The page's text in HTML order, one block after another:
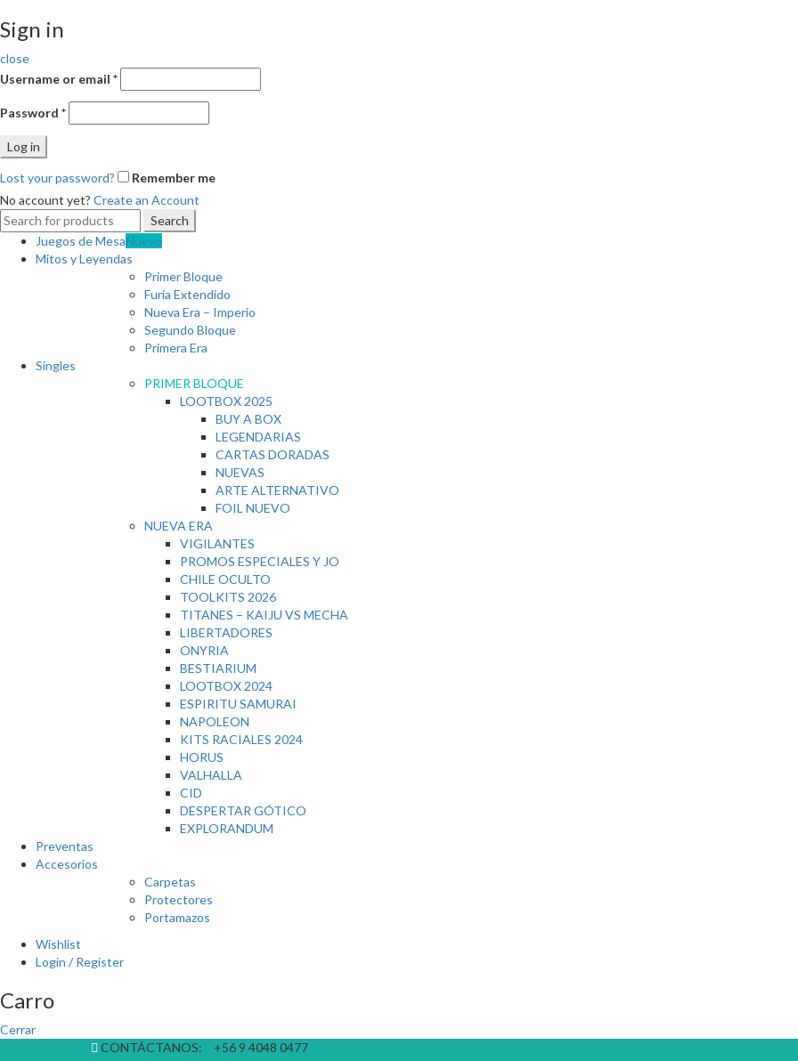
Sign in
close
Username or email *
Password *
Log in
Lost your password?
Remember me
No account yet? Create an Account
Search
for:
Search
Juegos de MesaNuevo
Mitos y Leyendas
Primer Bloque
Furia Extendido
Nueva Era – Imperio
Segundo Bloque
Primera Era
Singles
PRIMER BLOQUE
LOOTBOX 2025
BUY A BOX
LEGENDARIAS
CARTAS DORADAS
NUEVAS
ARTE ALTERNATIVO
FOIL NUEVO
NUEVA ERA
VIGILANTES
PROMOS ESPECIALES Y JO
CHILE OCULTO
TOOLKITS 2026
TITANES – KAIJU VS MECHA
LIBERTADORES
ONYRIA
BESTIARIUM
LOOTBOX 2024
ESPIRITU SAMURAI
NAPOLEON
KITS RACIALES 2024
HORUS
VALHALLA
CID
DESPERTAR GÓTICO
EXPLORANDUM
Preventas
Accesorios
Carpetas
Protectores
Portamazos
Wishlist
Login / Register
Carro
Cerrar
CONTÁCTANOS:
+56 9 4048 0477